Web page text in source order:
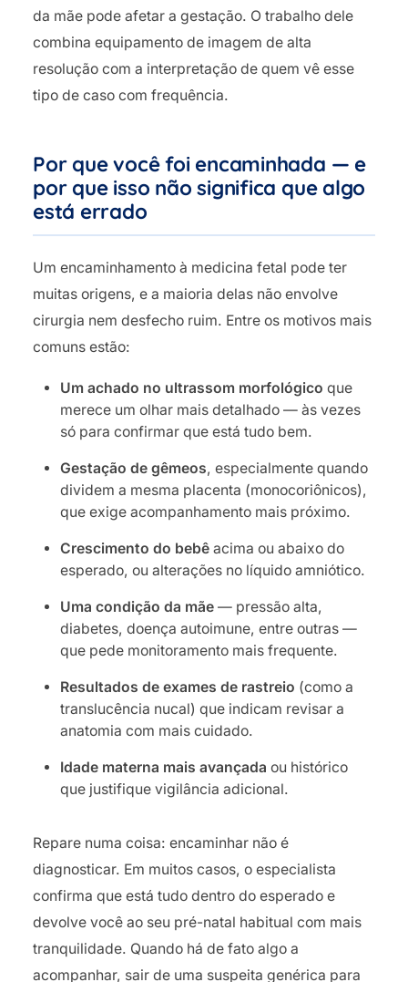
da mãe pode afetar a gestação. O trabalho dele
combina equipamento de imagem de alta
resolução com a interpretação de quem vê esse
tipo de caso com frequência.
Por que você foi encaminhada — e
por que isso não significa que algo
está errado
Um encaminhamento à medicina fetal pode ter
muitas origens, e a maioria delas não envolve
cirurgia nem desfecho ruim. Entre os motivos mais
comuns estão:
Um achado no ultrassom morfológico que
merece um olhar mais detalhado — às vezes
só para confirmar que está tudo bem.
Gestação de gêmeos, especialmente quando
dividem a mesma placenta (monocoriônicos),
que exige acompanhamento mais próximo.
Crescimento do bebê acima ou abaixo do
esperado, ou alterações no líquido amniótico.
Uma condição da mãe — pressão alta,
diabetes, doença autoimune, entre outras —
que pede monitoramento mais frequente.
Resultados de exames de rastreio (como a
translucência nucal) que indicam revisar a
anatomia com mais cuidado.
Idade materna mais avançada ou histórico
que justifique vigilância adicional.
Repare numa coisa: encaminhar não é
diagnosticar. Em muitos casos, o especialista
confirma que está tudo dentro do esperado e
devolve você ao seu pré-natal habitual com mais
tranquilidade. Quando há de fato algo a
acompanhar, sair de uma suspeita genérica para